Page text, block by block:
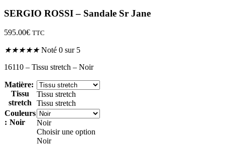
SERGIO ROSSI – Sandale Sr Jane
595.00€ TTC
★★★★★ Noté 0 sur 5
16110 – Tissu stretch – Noir
Matière:
Tissu
stretch
Tissu stretch
Tissu stretch
Couleurs
: Noir
Noir
Choisir une option
Noir